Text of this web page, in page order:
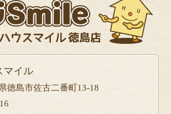
マイル
徳島市佐古二番町13-18